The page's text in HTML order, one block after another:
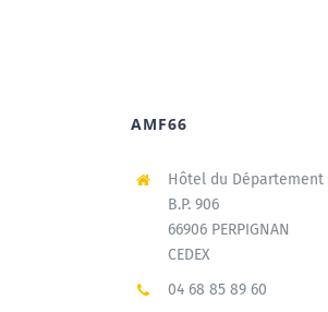
AMF66
Hôtel du Département
B.P. 906
66906 PERPIGNAN
CEDEX
04 68 85 89 60